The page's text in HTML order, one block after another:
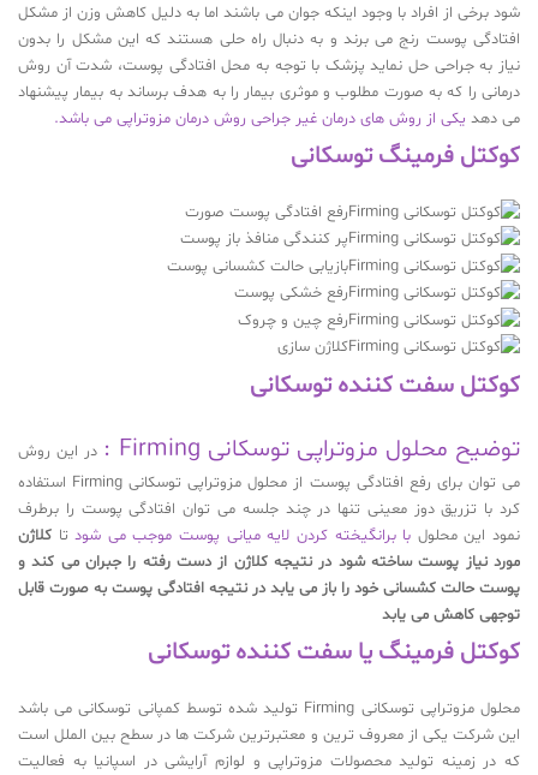
شود برخی از افراد با وجود اینکه جوان می باشند اما به دلیل کاهش وزن از مشکل
افتادگی پوست رنج می برند و به دنبال راه حلی هستند که این مشکل را بدون
نیاز به جراحی حل نماید پزشک با توجه به محل افتادگی پوست، شدت آن روش
درمانی را که به صورت مطلوب و موثری بیمار را به هدف برساند به بیمار پیشنهاد
می دهد یکی از روش های درمان غیر جراحی روش درمان مزوتراپی می باشد.
کوکتل فرمینگ توسکانی
رفع افتادگی پوست صورت
پر کنندگی منافذ باز پوست
بازیابی حالت کشسانی پوست
رفع خشکی پوست
رفع چین و چروک
کلاژن سازی
کوکتل سفت کننده توسکانی
توضیح محلول مزوتراپی توسکانی Firming :
در این روش
می توان برای رفع افتادگی پوست از محلول مزوتراپی توسکانی Firming استفاده
کرد با تزریق دوز معینی تنها در چند جلسه می توان افتادگی پوست را برطرف
نمود این محلول با‌‌ برانگیخته کردن لایه میانی پوست موجب می شود تا کلاژن
مورد نیاز پوست ساخته شود در نتیجه کلاژن از دست رفته را جبران می کند و
پوست حالت کشسانی خود را باز می یابد در نتیجه افتادگی پوست به صورت قابل
توجهی کاهش می یابد
کوکتل فرمینگ یا سفت کننده توسکانی
محلول مزوتراپی توسکانی Firming تولید شده‌ توسط کمپانی توسکانی می باشد
این شرکت یکی از معروف ترین و معتبرترین شرکت ها در سطح بین الملل است
که در زمینه تولید محصولات مزوتراپی و لوازم آرایشی در اسپانیا به فعالیت